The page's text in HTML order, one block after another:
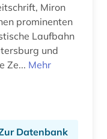
barth, karl | theologe; hochschullehrer (2)
Miron
prominenten
Laufbahn
und
Ze... Mehr
Datenbank